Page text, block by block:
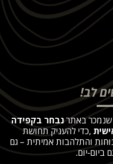
לב!
שנמכר באתרנבחר בקפידה
,כדי להעניק תחושת
והתלהבות אמיתית – גם
ביום-יום.